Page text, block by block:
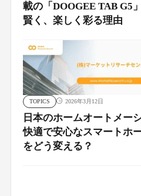
載の「DOOGEE TAB G5
賢く、楽しく彩る理由
TOPICS 2026年3月12日
日本のホームオートメー
快適で安心なスマートホ
をどう変える？